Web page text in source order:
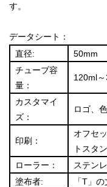
す。
データシート：
直径:
50mm
チューブ容
量：
120ml
カスタマイ
ズ：
ロゴ、
印刷：
オフセ
トスタ
ローラー：
ステン
塗布者:
「T」